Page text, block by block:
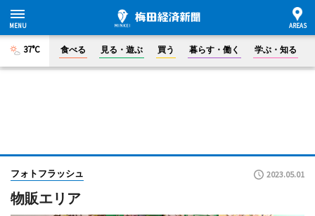
37°C 食べる 見る・遊ぶ 買う 暮らす・働く 学ぶ・知る
フォトフラッシュ 2023.05.01
物販エリア